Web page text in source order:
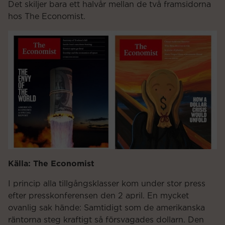
Det skiljer bara ett halvår mellan de två framsidorna
hos The Economist.
Källa: The Economist
I princip alla tillgångsklasser kom under stor press
efter presskonferensen den 2 april. En mycket
ovanlig sak hände: Samtidigt som de amerikanska
räntorna steg kraftigt så försvagades dollarn. Den